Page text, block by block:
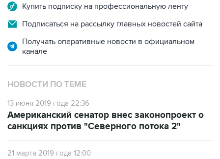
Купить подписку на профессиональную ленту
Подписаться на рассылку главных новостей сайта
Получать оперативные новости в официальном
канале
НОВОСТИ ПО ТЕМЕ
13 июня 2019 года 22:36
Американский сенатор внес законопроект о
санкциях против "Северного потока 2"
21 марта 2019 года 12:00